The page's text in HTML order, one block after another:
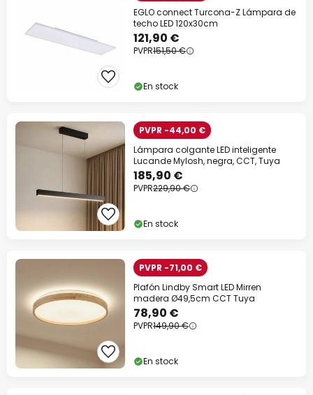
EGLO connect Turcona-Z Lámpara de
techo LED 120x30cm
121,90 €
PVPR151,50 €
En stock
PVPR -44,00 €
Lámpara colgante LED inteligente
Lucande Mylosh, negra, CCT, Tuya
185,90 €
PVPR229,90 €
En stock
PVPR -71,00 €
Plafón Lindby Smart LED Mirren
madera Ø49,5cm CCT Tuya
78,90 €
PVPR149,90 €
En stock